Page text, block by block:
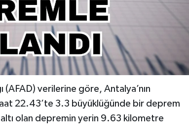
(AFAD) verilerine göre, Antalya’nın
22.43’te 3.3 büyüklüğünde bir deprem
olan depremin yerin 9.63 kilometre